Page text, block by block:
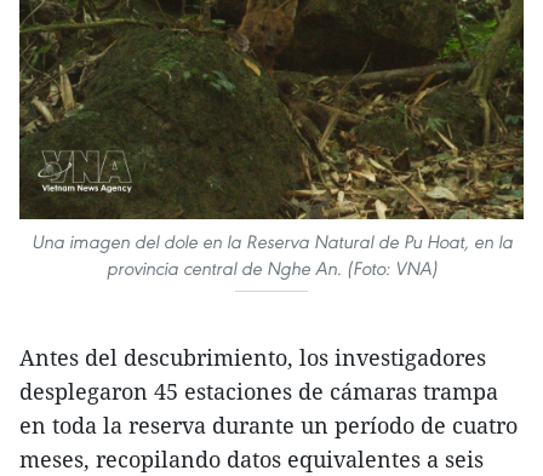
Una imagen del dole en la Reserva Natural de Pu Hoat, en la
provincia central de Nghe An. (Foto: VNA)
Antes del descubrimiento, los investigadores
desplegaron 45 estaciones de cámaras trampa
en toda la reserva durante un período de cuatro
meses, recopilando datos equivalentes a seis